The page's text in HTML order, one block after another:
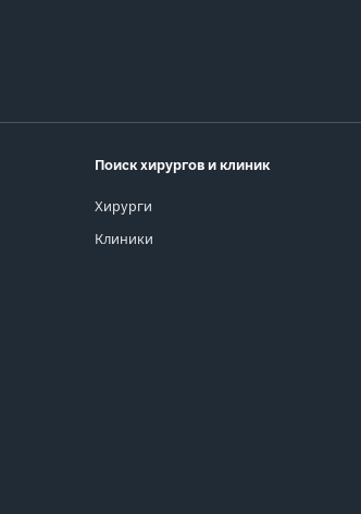
Поиск хирургов и клиник
Хирурги
Клиники